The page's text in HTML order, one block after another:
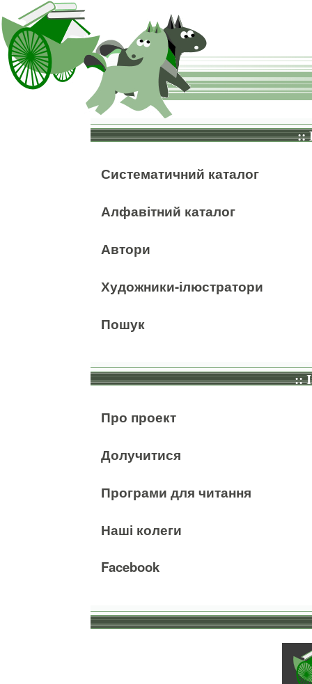
::
Систематичний каталог
Алфавітний каталог
Автори
Художники-ілюстратори
Пошук
::
Про проект
Долучитися
Програми для читання
Наші колеги
Facebook